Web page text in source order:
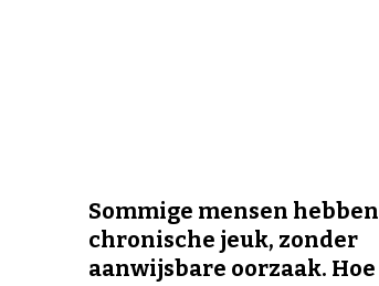
Sommige mensen hebben
chronische jeuk, zonder
aanwijsbare oorzaak. Hoe